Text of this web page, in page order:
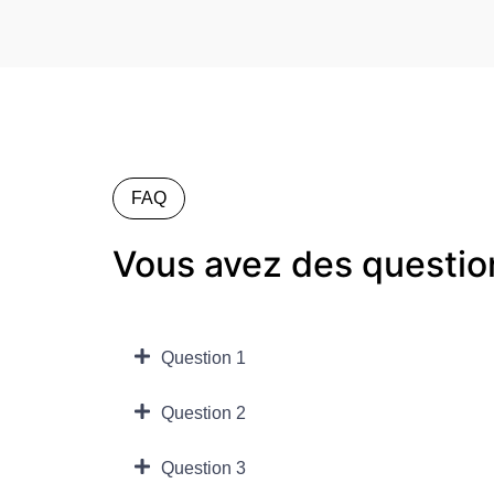
FAQ
Vous avez des
Question 1
Question 2
Question 3